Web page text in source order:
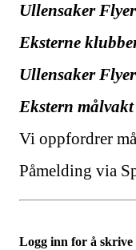
Ullensaker
Eksterne
Ullensaker
Ekstern
Vi oppfordrer
Påmelding via
Logg inn for å skrive